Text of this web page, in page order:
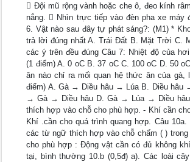
￿ Đội mũ rộng vành hoặc che ô, đeo kính
nắng. ￿ Nhìn trực tiếp vào đèn pha xe máy
6. Vật nào sau đây tự phát sáng?: (M1) *
trả lời đúng nhất A. Trái Đất B. Mặt Trời C.
các ý trên đều đúng Câu 7: Nhiệt độ của
(1 điểm) A. 0 oC B. 37 oC C. 100 oC D. 50
ăn nào chỉ ra mối quan hệ thức ăn của gà,
điểm) A. Gà → Diều hâu → Lúa B. Diều hâu
→ Gà → Diều hâu D. Gà → Lúa → Diều
thích hợp vào chỗ cho phù hợp. - Khí cần
Khí .cần cho quá trình quang hợp. Câu
các từ ngữ thích hợp vào chỗ chấm ( )
cho phù hợp : Động vật cần có đủ không
tại, bình thường 10.b (0,5đ) a). Các loài